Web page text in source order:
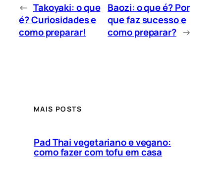
← Takoyaki: o que
é? Curiosidades e
como preparar!
Baozi: o que é? Por
que faz sucesso e
como preparar? →
MAIS POSTS
Pad Thai vegetariano e vegano:
como fazer com tofu em casa